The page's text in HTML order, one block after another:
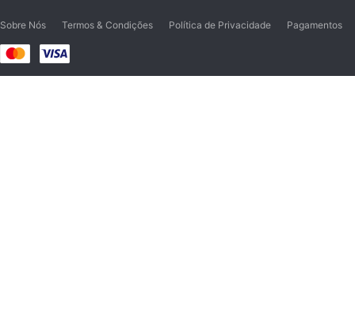
Sobre Nós Termos & Condições Política de Privacidade Pagamentos